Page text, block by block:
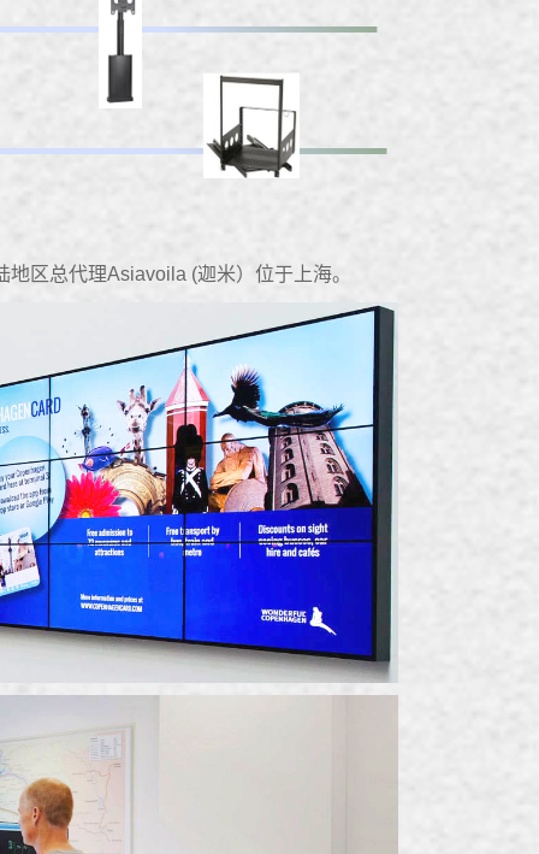
区总代理Asiavoila (迦米）位于上海。